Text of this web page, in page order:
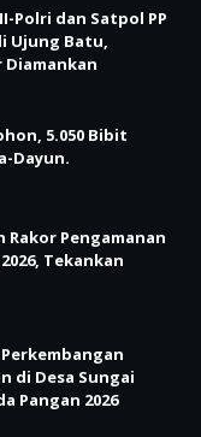
Polri dan Satpol PP
Ujung Batu,
Diamankan
5.050 Bibit
Dayun.
Rakor Pengamanan
Tekankan
di Desa Sungai
Pangan 2026